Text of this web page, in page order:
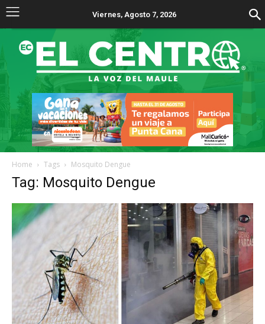
Viernes, Agosto 7, 2026
Home Tags Mosquito Dengue
Tag: Mosquito Dengue